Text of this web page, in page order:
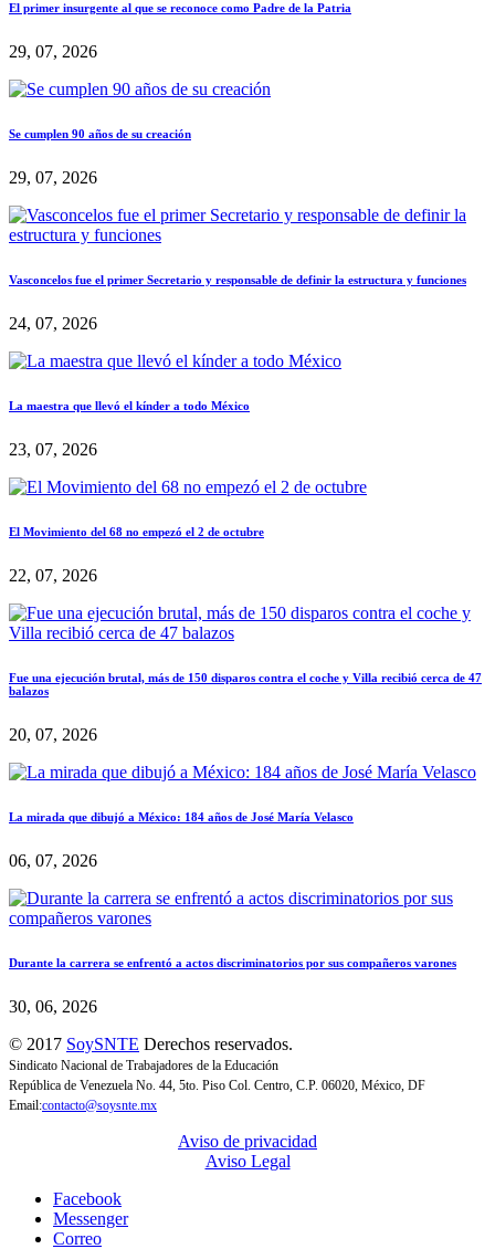
El primer insurgente al que se reconoce como Padre de la Patria
29, 07, 2026
Se cumplen 90 años de su creación
29, 07, 2026
Vasconcelos fue el primer Secretario y responsable de definir la estructura y funciones
24, 07, 2026
La maestra que llevó el kínder a todo México
23, 07, 2026
El Movimiento del 68 no empezó el 2 de octubre
22, 07, 2026
Fue una ejecución brutal, más de 150 disparos contra el coche y Villa recibió cerca de 47
balazos
20, 07, 2026
La mirada que dibujó a México: 184 años de José María Velasco
06, 07, 2026
Durante la carrera se enfrentó a actos discriminatorios por sus compañeros varones
30, 06, 2026
© 2017 SoySNTE Derechos reservados.
Sindicato Nacional de Trabajadores de la Educación
República de Venezuela No. 44, 5to. Piso Col. Centro, C.P. 06020, México, DF
Email:contacto@soysnte.mx
Aviso de privacidad
Aviso Legal
Facebook
Messenger
Correo